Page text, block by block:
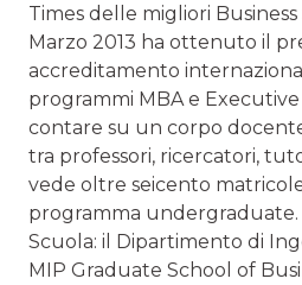
Times delle migliori Business
Marzo 2013 ha ottenuto il
accreditamento
programmi MBA e
contare su un corpo
tra professori, ricercatori,
vede oltre seicento
programma
Scuola: il Dipartimento di
MIP Graduate School of